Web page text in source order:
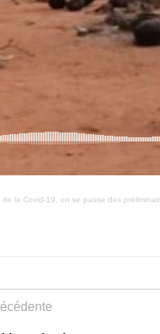
de la Covid-19, on se passe des